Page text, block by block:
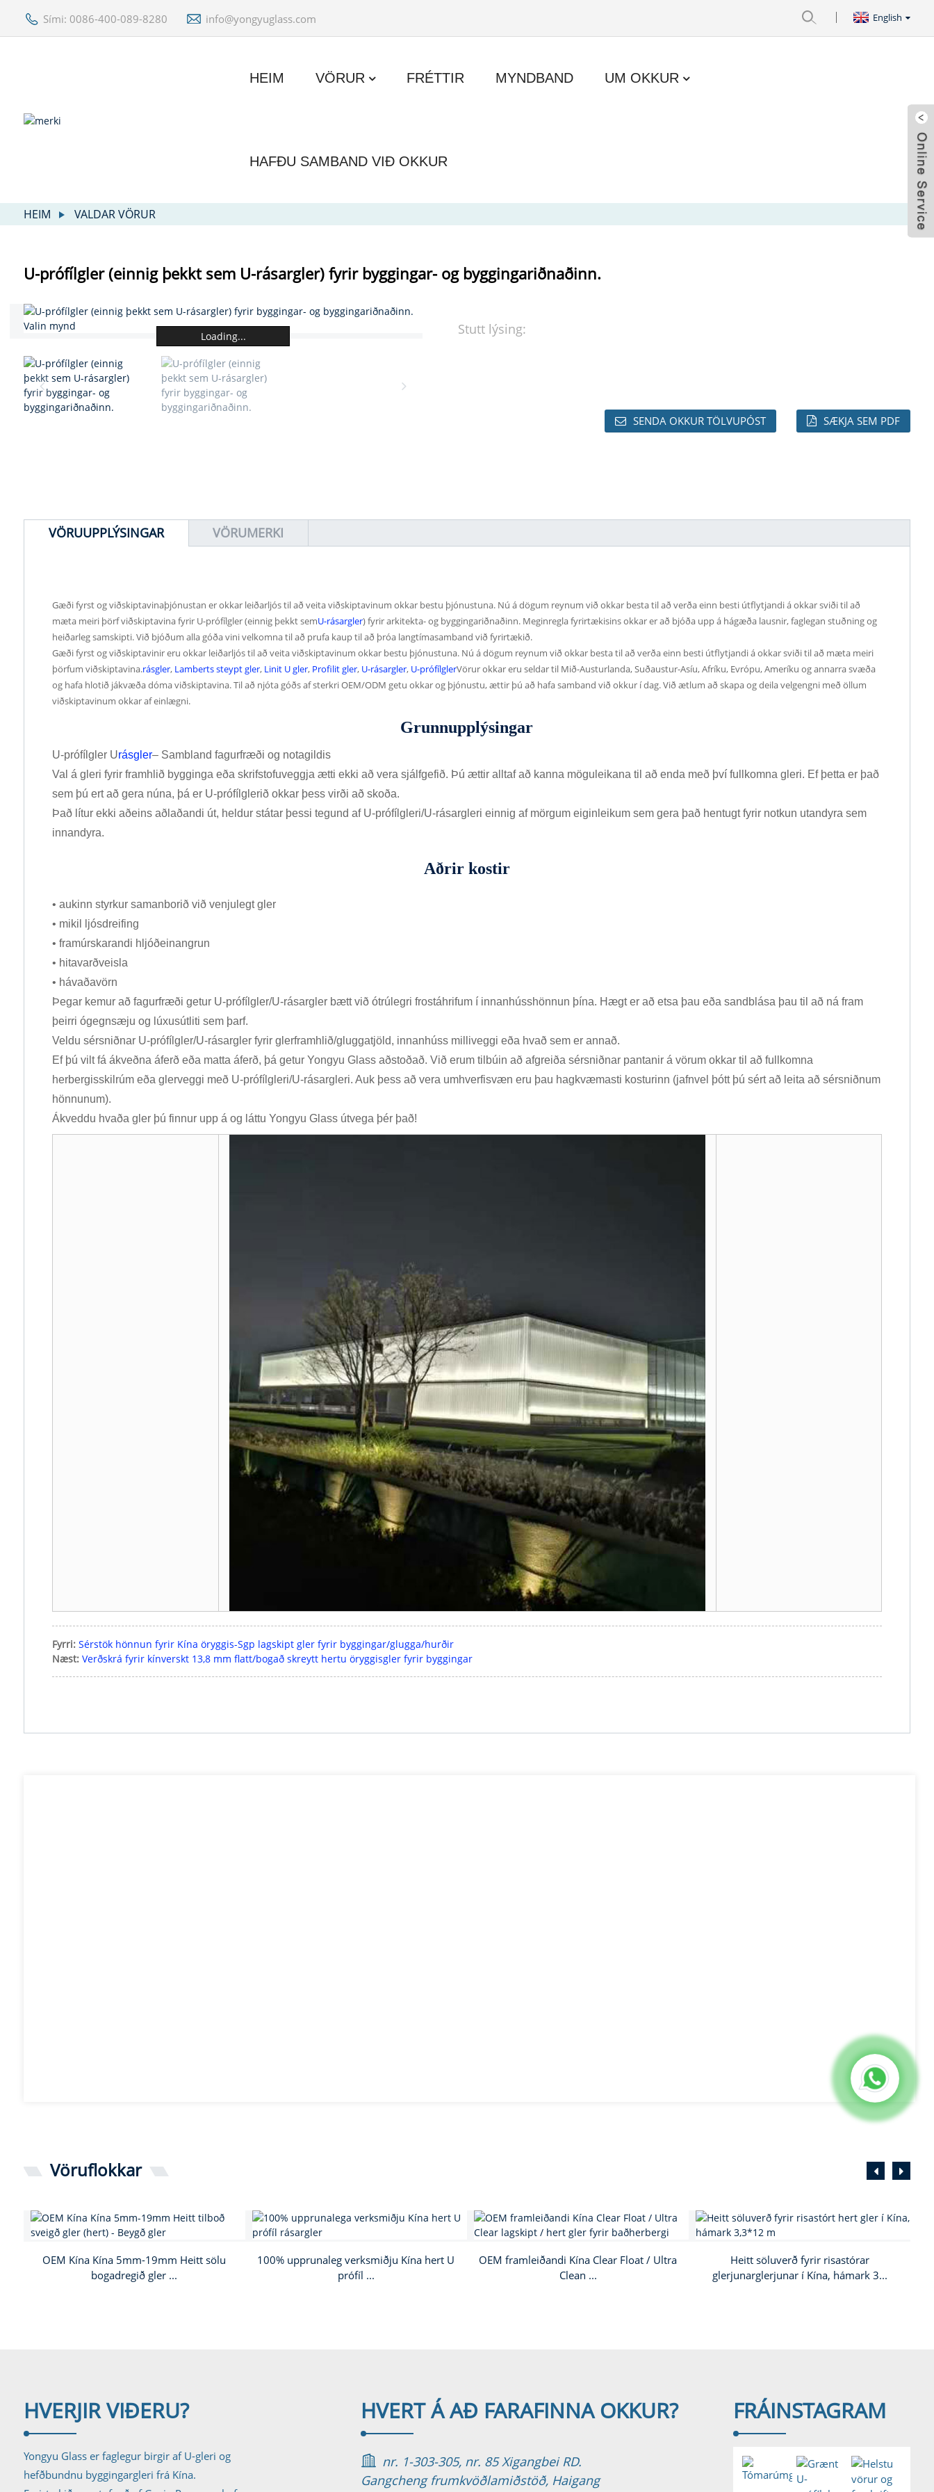
Sími: 0086-400-089-8280 info@yongyuglass.com English
HEIM VÖRUR FRÉTTIR MYNDBAND UM OKKUR
HAFÐU SAMBAND VIÐ OKKUR
HEIM VALDAR VÖRUR
U-prófílgler (einnig þekkt sem U-rásargler) fyrir byggingar- og byggingariðnaðinn.
Loading... Stutt lýsing:
SENDA OKKUR TÖLVUPÓST SÆKJA SEM PDF
VÖRUUPPLÝSINGAR VÖRUMERKI
Gæði fyrst og viðskiptavinaþjónustan er okkar leiðarljós til að veita viðskiptavinum okkar bestu þjónustuna. Nú á dögum reynum við okkar besta til að verða einn besti útflytjandi á okkar sviði til að
mæta meiri þörf viðskiptavina fyrir U-prófílgler (einnig þekkt semU-rásargler) fyrir arkitekta- og byggingariðnaðinn. Meginregla fyrirtækisins okkar er að bjóða upp á hágæða lausnir, faglegan stuðning og
heiðarleg samskipti. Við bjóðum alla góða vini velkomna til að prufa kaup til að þróa langtímasamband við fyrirtækið.
Gæði fyrst og viðskiptavinir eru okkar leiðarljós til að veita viðskiptavinum okkar bestu þjónustuna. Nú á dögum reynum við okkar besta til að verða einn besti útflytjandi á okkar sviði til að mæta meiri
þörfum viðskiptavina.rásgler, Lamberts steypt gler, Linit U gler, Profilit gler, U-rásargler, U-prófílglerVörur okkar eru seldar til Mið-Austurlanda, Suðaustur-Asíu, Afríku, Evrópu, Ameríku og annarra svæða
og hafa hlotið jákvæða dóma viðskiptavina. Til að njóta góðs af sterkri OEM/ODM getu okkar og þjónustu, ættir þú að hafa samband við okkur í dag. Við ætlum að skapa og deila velgengni með öllum
viðskiptavinum okkar af einlægni.
Grunnupplýsingar
U-prófílgler Urásgler– Sambland fagurfræði og notagildis
Val á gleri fyrir framhlið bygginga eða skrifstofuveggja ætti ekki að vera sjálfgefið. Þú ættir alltaf að kanna möguleikana til að enda með því fullkomna gleri. Ef þetta er það
sem þú ert að gera núna, þá er U-prófílglerið okkar þess virði að skoða.
Það lítur ekki aðeins aðlaðandi út, heldur státar þessi tegund af U-prófílgleri/U-rásargleri einnig af mörgum eiginleikum sem gera það hentugt fyrir notkun utandyra sem
innandyra.
Aðrir kostir
• aukinn styrkur samanborið við venjulegt gler
• mikil ljósdreifing
• framúrskarandi hljóðeinangrun
• hitavarðveisla
• hávaðavörn
Þegar kemur að fagurfræði getur U-prófílgler/U-rásargler bætt við ótrúlegri frostáhrifum í innanhússhönnun þína. Hægt er að etsa þau eða sandblása þau til að ná fram
þeirri ógegnsæju og lúxusútliti sem þarf.
Veldu sérsniðnar U-prófílgler/U-rásargler fyrir glerframhlið/gluggatjöld, innanhúss milliveggi eða hvað sem er annað.
Ef þú vilt fá ákveðna áferð eða matta áferð, þá getur Yongyu Glass aðstoðað. Við erum tilbúin að afgreiða sérsniðnar pantanir á vörum okkar til að fullkomna
herbergisskilrúm eða glerveggi með U-prófílgleri/U-rásargleri. Auk þess að vera umhverfisvæn eru þau hagkvæmasti kosturinn (jafnvel þótt þú sért að leita að sérsniðnum
hönnunum).
Ákveddu hvaða gler þú finnur upp á og láttu Yongyu Glass útvega þér það!
Fyrri: Sérstök hönnun fyrir Kína öryggis-Sgp lagskipt gler fyrir byggingar/glugga/hurðir
Næst: Verðskrá fyrir kínverskt 13,8 mm flatt/bogað skreytt hertu öryggisgler fyrir byggingar
Vöruflokkar
OEM Kína Kína 5mm-19mm Heitt sölu
bogadregið gler ...
100% upprunaleg verksmiðju Kína hert U
prófíl ...
OEM framleiðandi Kína Clear Float / Ultra
Clean ...
Heitt söluverð fyrir risastórar
glerjunarglerjunar í Kína, hámark 3...
HVERJIR VIÐERU?
Yongyu Glass er faglegur birgir af U-gleri og
hefðbundnu byggingargleri frá Kína.
HVERT Á AÐ FARAFINNA OKKUR?
nr. 1-303-305, nr. 85 Xigangbei RD.
Gangcheng frumkvöðlamiðstöð, Haigang
FRÁINSTAGRAM